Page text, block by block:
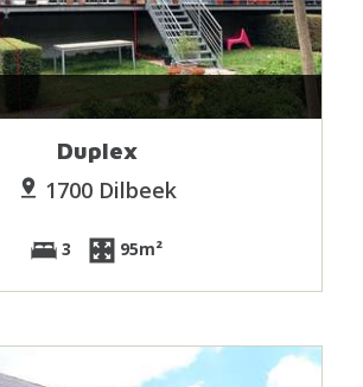
Duplex
1700 Dilbeek
3 95m²